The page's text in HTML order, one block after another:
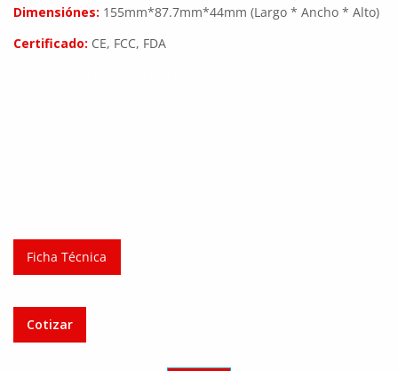
Dimensiónes: 155mm*87.7mm*44mm (Largo * Ancho * Alto)
Certificado: CE, FCC, FDA
Ficha Técnica
Cotizar